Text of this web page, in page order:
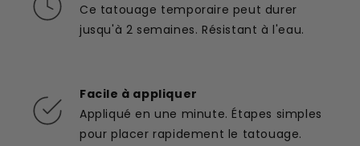
Ce tatouage temporaire peut durer
jusqu'à 2 semaines. Résistant à l'eau.
Facile à appliquer
Appliqué en une minute. Étapes simples
pour placer rapidement le tatouage.